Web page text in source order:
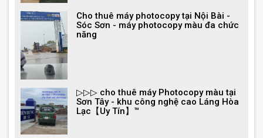
Cho thuê máy photocopy tại Nội Bài -
Sóc Sơn - máy photocopy màu đa chức
năng
▷▷▷ cho thuê máy Photocopy màu tại
Sơn Tây - khu công nghệ cao Láng Hòa
Lạc【Uy Tín】™